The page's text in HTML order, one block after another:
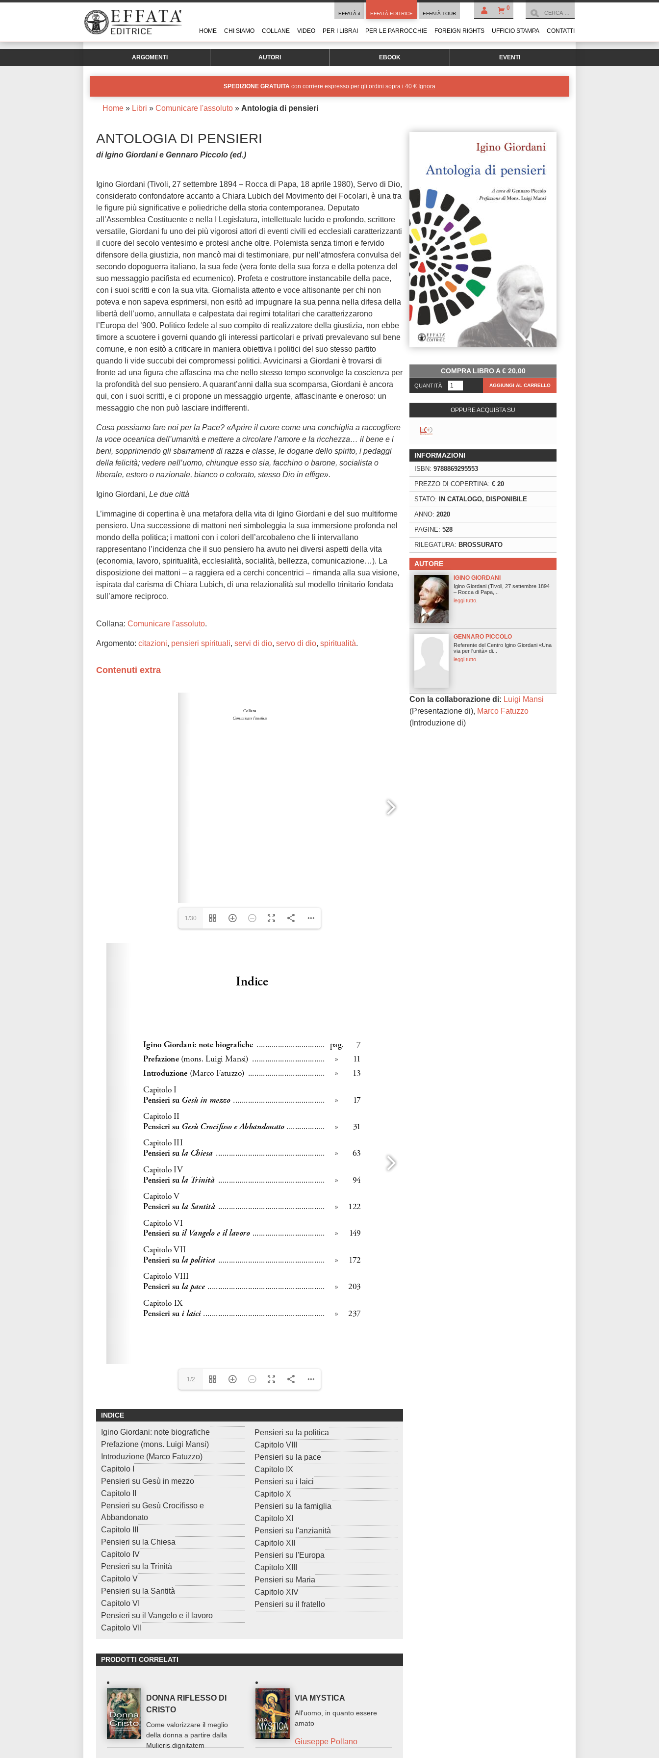
0
EFFATÀ.it EFFATÀ EDITRICE EFFATÀ TOUR
HOME CHI SIAMO COLLANE VIDEO PER I LIBRAI PER LE PARROCCHIE FOREIGN RIGHTS UFFICIO STAMPA CONTATTI
ARGOMENTI AUTORI EBOOK EVENTI
SPEDIZIONE GRATUITA con corriere espresso per gli ordini sopra i 40 € Ignora
Home » Libri » Comunicare l'assoluto » Antologia di pensieri
COMPRA LIBRO A€20,00
QUANTITÀ AGGIUNGI AL CARRELLO
OPPURE ACQUISTA SU
INFORMAZIONI
ISBN: 9788869295553
PREZZO DI COPERTINA: € 20
STATO: IN CATALOGO, DISPONIBILE
ANNO: 2020
PAGINE: 528
RILEGATURA: BROSSURATO
AUTORE
IGINO GIORDANI
Igino Giordani (Tivoli, 27 settembre 1894
– Rocca di Papa,...
leggi tutto.
GENNARO PICCOLO
Referente del Centro Igino Giordani «Una
via per l'unità» di...
leggi tutto.
Con la collaborazione di: Luigi Mansi
(Presentazione di), Marco Fatuzzo
(Introduzione di)
ANTOLOGIA DI PENSIERI
di Igino Giordani e Gennaro Piccolo (ed.)
Igino Giordani (Tivoli, 27 settembre 1894 – Rocca di Papa, 18 aprile 1980), Servo di Dio,
considerato confondatore accanto a Chiara Lubich del Movimento dei Focolari, è una tra
le figure più significative e poliedriche della storia contemporanea. Deputato
all’Assemblea Costituente e nella I Legislatura, intellettuale lucido e profondo, scrittore
versatile, Giordani fu uno dei più vigorosi attori di eventi civili ed ecclesiali caratterizzanti
il cuore del secolo ventesimo e protesi anche oltre. Polemista senza timori e fervido
difensore della giustizia, non mancò mai di testimoniare, pur nell’atmosfera convulsa del
secondo dopoguerra italiano, la sua fede (vera fonte della sua forza e della potenza del
suo messaggio pacifista ed ecumenico). Profeta e costruttore instancabile della pace,
con i suoi scritti e con la sua vita. Giornalista attento e voce altisonante per chi non
poteva e non sapeva esprimersi, non esitò ad impugnare la sua penna nella difesa della
libertà dell’uomo, annullata e calpestata dai regimi totalitari che caratterizzarono
l’Europa del ’900. Politico fedele al suo compito di realizzatore della giustizia, non ebbe
timore a scuotere i governi quando gli interessi particolari e privati prevalevano sul bene
comune, e non esitò a criticare in maniera obiettiva i politici del suo stesso partito
quando li vide succubi dei compromessi politici. Avvicinarsi a Giordani è trovarsi di
fronte ad una figura che affascina ma che nello stesso tempo sconvolge la coscienza per
la profondità del suo pensiero. A quarant’anni dalla sua scomparsa, Giordani è ancora
qui, con i suoi scritti, e ci propone un messaggio urgente, affascinante e oneroso: un
messaggio che non può lasciare indifferenti.
Cosa possiamo fare noi per la Pace? «Aprire il cuore come una conchiglia a raccogliere
la voce oceanica dell’umanità e mettere a circolare l’amore e la ricchezza… il bene e i
beni, sopprimendo gli sbarramenti di razza e classe, le dogane dello spirito, i pedaggi
della felicità; vedere nell’uomo, chiunque esso sia, facchino o barone, socialista o
liberale, estero o nazionale, bianco o colorato, stesso Dio in effige».
Igino Giordani, Le due città
L’immagine di copertina è una metafora della vita di Igino Giordani e del suo multiforme
pensiero. Una successione di mattoni neri simboleggia la sua immersione profonda nel
mondo della politica; i mattoni con i colori dell’arcobaleno che li intervallano
rappresentano l’incidenza che il suo pensiero ha avuto nei diversi aspetti della vita
(economia, lavoro, spiritualità, ecclesialità, socialità, bellezza, comunicazione…). La
disposizione dei mattoni – a raggiera ed a cerchi concentrici – rimanda alla sua visione,
ispirata dal carisma di Chiara Lubich, di una relazionalità sul modello trinitario fondata
sull’amore reciproco.
Collana: Comunicare l'assoluto.
Argomento: citazioni, pensieri spirituali, servi di dio, servo di dio, spiritualità.
Contenuti extra
1/30
1/2
INDICE
Igino Giordani: note biografiche
Prefazione (mons. Luigi Mansi)
Introduzione (Marco Fatuzzo)
Capitolo I
Pensieri su Gesù in mezzo
Capitolo II
Pensieri su Gesù Crocifisso e
Abbandonato
Capitolo III
Pensieri su la Chiesa
Capitolo IV
Pensieri su la Trinità
Capitolo V
Pensieri su la Santità
Capitolo VI
Pensieri su il Vangelo e il lavoro
Capitolo VII
Pensieri su la politica
Capitolo VIII
Pensieri su la pace
Capitolo IX
Pensieri su i laici
Capitolo X
Pensieri su la famiglia
Capitolo XI
Pensieri su l'anzianità
Capitolo XII
Pensieri su l'Europa
Capitolo XIII
Pensieri su Maria
Capitolo XIV
Pensieri su il fratello
PRODOTTI CORRELATI
DONNA RIFLESSO DI
CRISTO
Come valorizzare il meglio
della donna a partire dalla
Mulieris dignitatem
VIA MYSTICA
All'uomo, in quanto essere
amato
Giuseppe Pollano